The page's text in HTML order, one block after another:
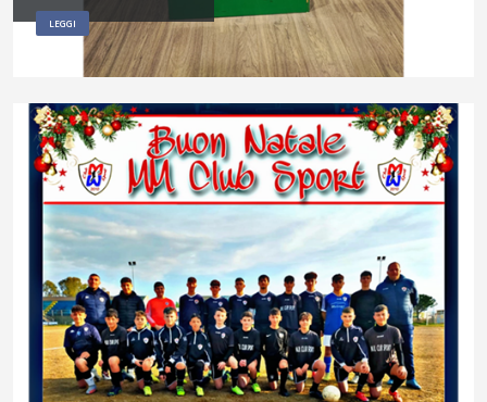
LEGGI